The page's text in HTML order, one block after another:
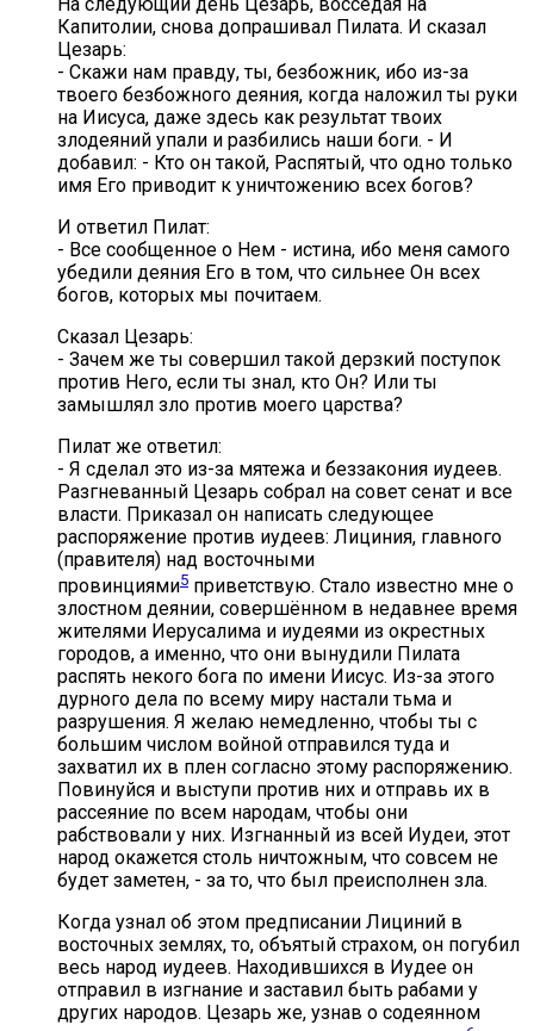
Капитолии, снова допрашивал Пилата. И сказал
Цезарь:
- Скажи нам правду, ты, безбожник, ибо из-за
твоего безбожного деяния, когда наложил ты руки
на Иисуса, даже здесь как результат твоих
злодеяний упали и разбились наши боги. - И
добавил: - Кто он такой, Распятый, что одно только
имя Его приводит к уничтожению всех богов?
И ответил Пилат:
- Все сообщенное о Нем - истина, ибо меня самого
убедили деяния Его в том, что сильнее Он всех
богов, которых мы почитаем.
Сказал Цезарь:
- Зачем же ты совершил такой дерзкий поступок
против Него, если ты знал, кто Он? Или ты
замышлял зло против моего царства?
Пилат же ответил:
- Я сделал это из-за мятежа и беззакония иудеев.
Разгневанный Цезарь собрал на совет сенат и все
власти. Приказал он написать следующее
распоряжение против иудеев: Лициния, главного
(правителя) над восточными
провинциями5 приветствую. Стало известно мне о
злостном деянии, совершённом в недавнее время
жителями Иерусалима и иудеями из окрестных
городов, а именно, что они вынудили Пилата
распять некого бога по имени Иисус. Из-за этого
дурного дела по всему миру настали тьма и
разрушения. Я желаю немедленно, чтобы ты с
большим числом войной отправился туда и
захватил их в плен согласно этому распоряжению.
Повинуйся и выступи против них и отправь их в
рассеяние по всем народам, чтобы они
рабствовали у них. Изгнанный из всей Иудеи, этот
народ окажется столь ничтожным, что совсем не
будет заметен, - за то, что был преисполнен зла.
Когда узнал об этом предписании Лициний в
восточных землях, то, объятый страхом, он погубил
весь народ иудеев. Находившихся в Иудее он
отправил в изгнание и заставил быть рабами у
других народов. Цезарь же, узнав о содеянном